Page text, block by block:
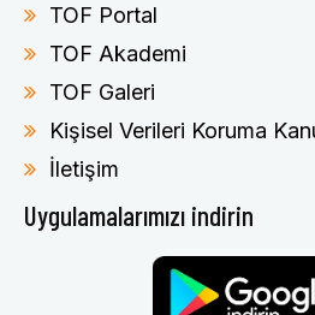
TOF Portal
TOF Akademi
TOF Galeri
Kişisel Verileri Koruma
İletişim
Uygulamalarımızı indirin